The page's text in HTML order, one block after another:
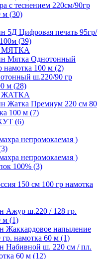
с теснением 220см/90гр
м (30)
5Д Цифровая печать 95гр/
(39)
Мятка Однотонный
намотка 100 м (2)
ш.220/90 гр
м (28)
Жатка Премиум 220 см 80
100 м (7)
(6)
непромокаемая )
непромокаемая )
100% (3)
150 см 100 гр намотка
Ажур ш.220 / 128 гр.
м (1)
Жаккардовое напыление
намотка 60 м (1)
Набивной ш. 220 см / пл.
60 м (12)